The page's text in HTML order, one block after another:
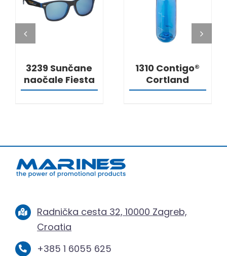
DETALJI
3239 Sunčane
naočale Fiesta
DETALJI
1310 Contigo®
Cortland
Radnička cesta 32, 10000 Zagreb,
Croatia
+385 1 6055 625